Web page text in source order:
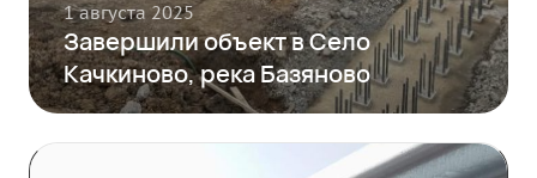
Завершили объект в Село
Качкиново, река Базяново
1 августа 2025